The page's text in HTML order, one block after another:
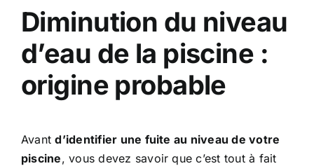
Diminution du niveau
d’eau de la piscine :
origine probable
Avantd’identifier une fuite au niveau de votre
piscine, vous devez savoir que c’est tout à fait